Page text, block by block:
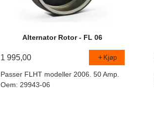
Alternator Rotor - FL 06
1 995,00 Kjøp
Passer FLHT modeller 2006. 50 Amp.
Oem: 29943-06